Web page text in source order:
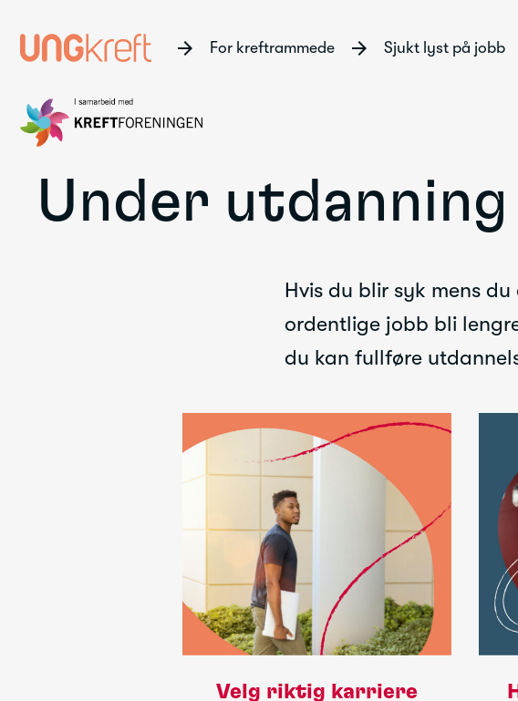
arrow_forward For kreftrammede arrow_forward Sjukt lyst på jobb
Under utdanning
Hvis du blir syk mens
ordentlige jobb bli
du kan fullføre
Velg riktig karriere